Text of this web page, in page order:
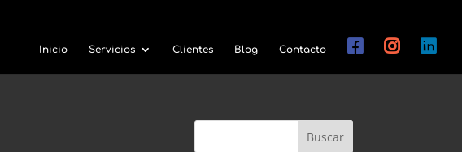
Inicio Servicios Clientes Blog Contacto